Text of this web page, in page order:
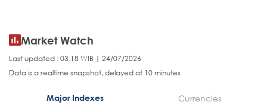
Market Watch
Last updated : 03.18 WIB | 24/07/2026
Data is a realtime snapshot, delayed at 10 minutes
Major Indexes Currencies